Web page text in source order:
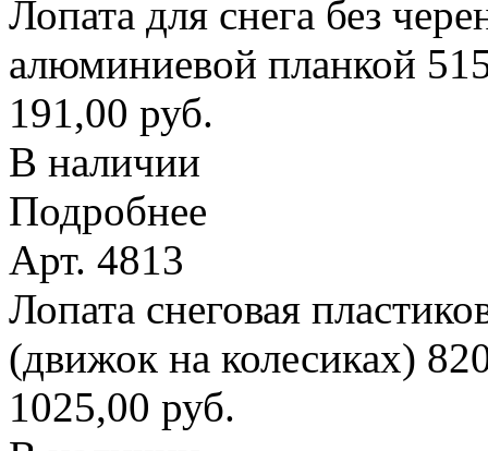
Лопата для снега без
алюминиевой планкой
191,00 руб.
В наличии
Подробнее
Арт. 4813
Лопата снеговая
(движок на колесиках)
1025,00 руб.